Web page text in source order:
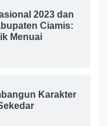
2023 dan
Ciamis:
Menuai
Karakter